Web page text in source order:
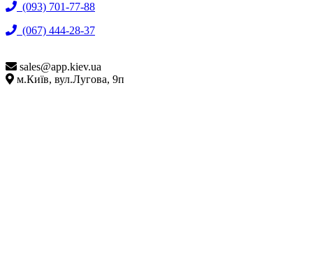
(093) 701-77-88
(067) 444-28-37
sales@app.kiev.ua
м.Київ, вул.Лугова, 9п